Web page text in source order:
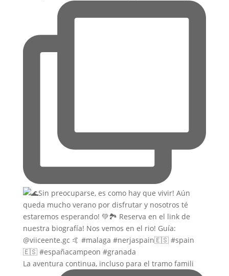
La aventura continua, incluso para el tramo famili